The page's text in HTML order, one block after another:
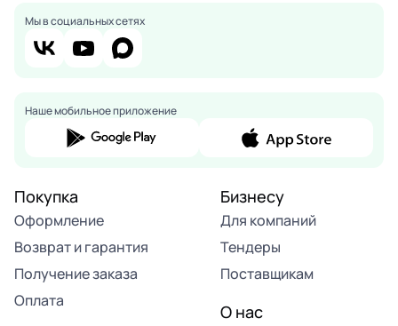
Мы в социальных сетях
Наше мобильное приложение
Покупка
Оформление
Возврат и гарантия
Получение заказа
Оплата
Бизнесу
Для компаний
Тендеры
Поставщикам
О нас